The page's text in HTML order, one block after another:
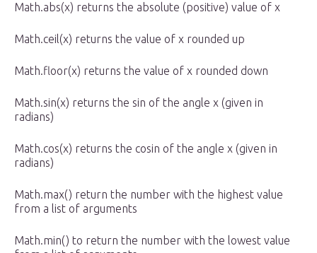
Math.abs(x) returns the absolute (positive) value of x
Math.ceil(x) returns the value of x rounded up
Math.floor(x) returns the value of x rounded down
Math.sin(x) returns the sin of the angle x (given in
radians)
Math.cos(x) returns the cosin of the angle x (given in
radians)
Math.max() return the number with the highest value
from a list of arguments
Math.min() to return the number with the lowest value